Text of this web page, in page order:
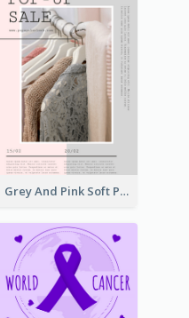
Grey And Pink Soft Photo Pop Up Sale Poster